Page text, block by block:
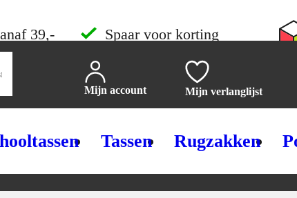
39,- Spaar voor korting
Tassen Rugzakken
Mijn account Mijn verlanglijst